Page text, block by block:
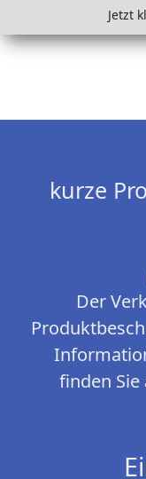
Jetzt
kurze
Der
finden